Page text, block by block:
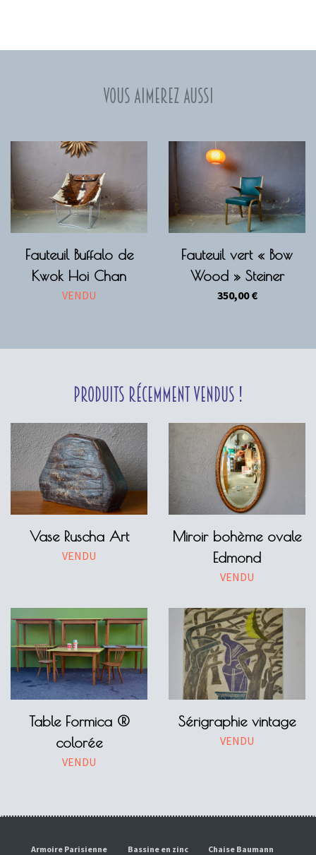
Vous aimerez aussi
Fauteuil Buffalo de
Kwok Hoi Chan
VENDU
Fauteuil vert « Bow
Wood » Steiner
350,00€
Produits récemment vendus !
Vase Ruscha Art
VENDU
Miroir bohème ovale
Edmond
VENDU
Table Formica ®
colorée
VENDU
Sérigraphie vintage
VENDU
Armoire Parisienne Bassine en zinc
Chaise Baumann